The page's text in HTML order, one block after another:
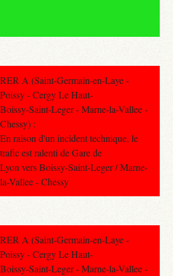
RER A (Saint-Germain-en-Laye -
Poissy - Cergy Le Haut-
Boissy-Saint-Leger - Marne-la-Vallee -
Chessy) :
En raison d'un incident technique, le
trafic est ralenti de Gare de
Lyon vers Boissy-Saint-Leger / Marne-
la-Vallee - Chessy
RER A (Saint-Germain-en-Laye -
Poissy - Cergy Le Haut-
Boissy-Saint-Leger - Marne-la-Vallee -